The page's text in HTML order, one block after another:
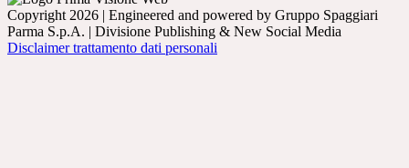
Copyright 2026 | Engineered and powered by Gruppo Spaggiari
Parma S.p.A. | Divisione Publishing & New Social Media
Disclaimer trattamento dati personali